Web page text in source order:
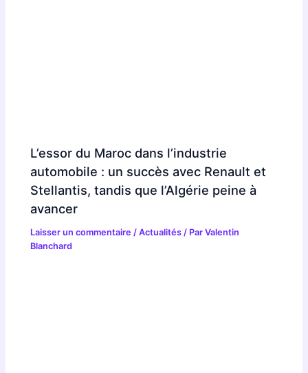
L’essor du Maroc dans l’industrie
automobile : un succès avec Renault et
Stellantis, tandis que l’Algérie peine à
avancer
Laisser un commentaire /Actualités / ParValentin
Blanchard